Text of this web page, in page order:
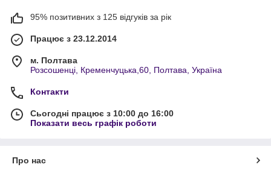
95% позитивних з 125 відгуків за рік
Працює з 23.12.2014
м. Полтава
Розсошенці, Кременчуцька,60, Полтава, Україна
Контакти
Сьогодні працює з 10:00 до 16:00
Показати весь графік роботи
Про нас